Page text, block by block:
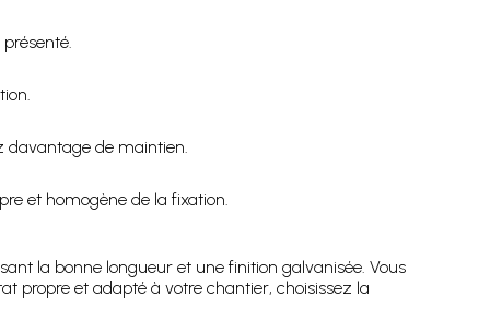
davantage de maintien.
et homogène de la fixation.
la bonne longueur et une finition galvanisée. Vous
propre et adapté à votre chantier, choisissez la